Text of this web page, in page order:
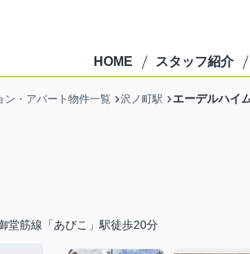
HOME スタッフ紹介
ン・アパート物件一覧 沢ノ町駅 エーデルハイ
堂筋線「あびこ」駅徒歩20分